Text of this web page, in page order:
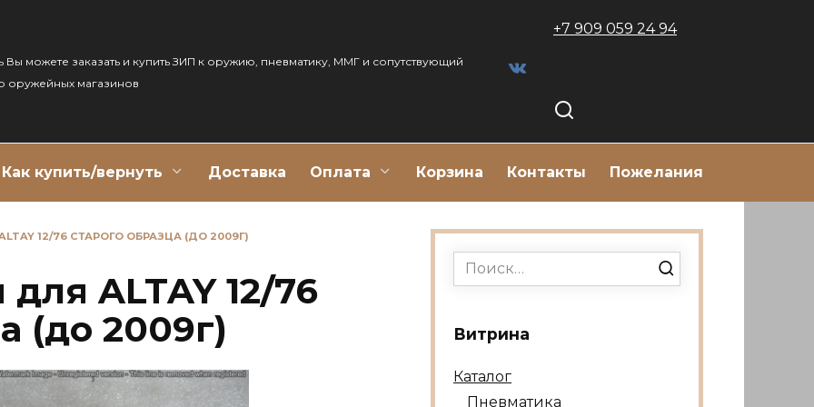
Вы можете заказать и купить ЗИП к оружию, пневматику, ММГ и сопутствующий
оружейных магазинов
+7 909 059 24 94
Как купить/вернуть Доставка Оплата Корзина Контакты Пожелания
12/76 СТАРОГО ОБРАЗЦА (ДО 2009Г)
ALTAY 12/76
(до 2009г)
Search
for:
Витрина
Каталог
Пневматика